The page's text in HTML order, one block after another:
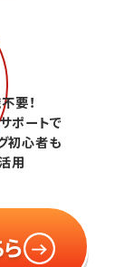
要！
ポートで
初心者も
用